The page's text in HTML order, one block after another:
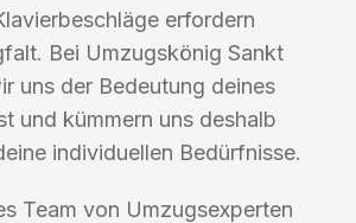
erfordern
Bei Umzugskönig Sankt
uns der Bedeutung deines
und kümmern uns deshalb
individuellen Bedürfnisse.
Team von Umzugsexperten